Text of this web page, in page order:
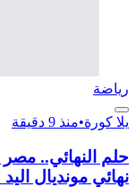
رياضة
يلا كورة•منذ 9 دقيقة
نهائي مونديال